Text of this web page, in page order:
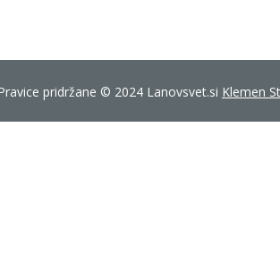
pridržane © 2024 Lanovsvet.si Klemen